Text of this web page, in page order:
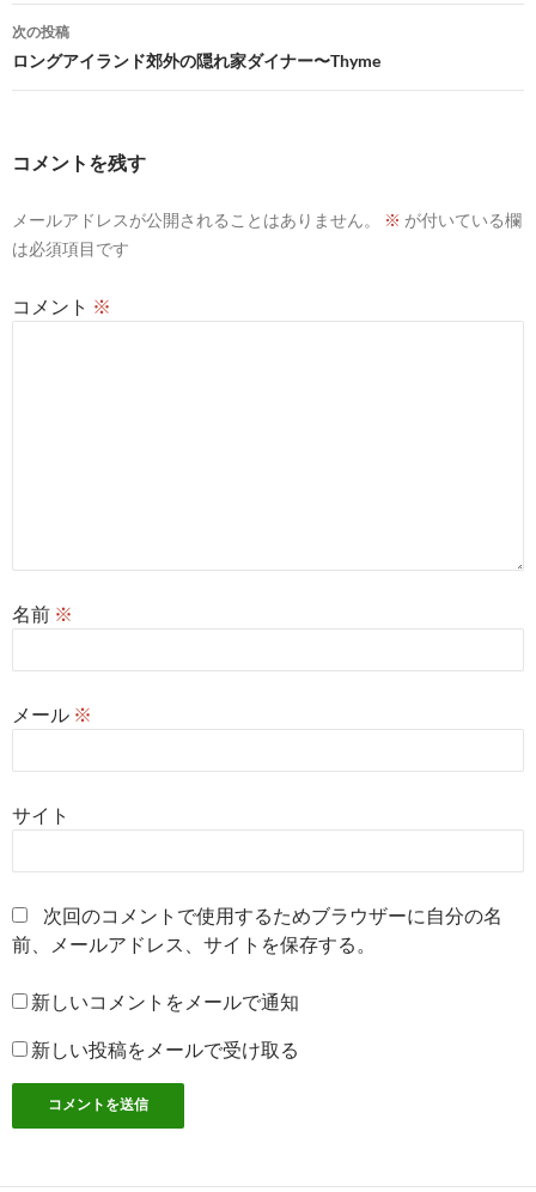
ナ
ビ
ゲ
ョ
次の投稿
ロングアイランド郊外の隠れ家ダイナー〜Thyme
コメントを残す
メールアドレスが公開されることはありません。 ※ が付いている欄
は必須項目です
コメント ※
名前 ※
メール ※
サイト
次回のコメントで使用するためブラウザーに自分の名
前、メールアドレス、サイトを保存する。
新しいコメントをメールで通知
新しい投稿をメールで受け取る